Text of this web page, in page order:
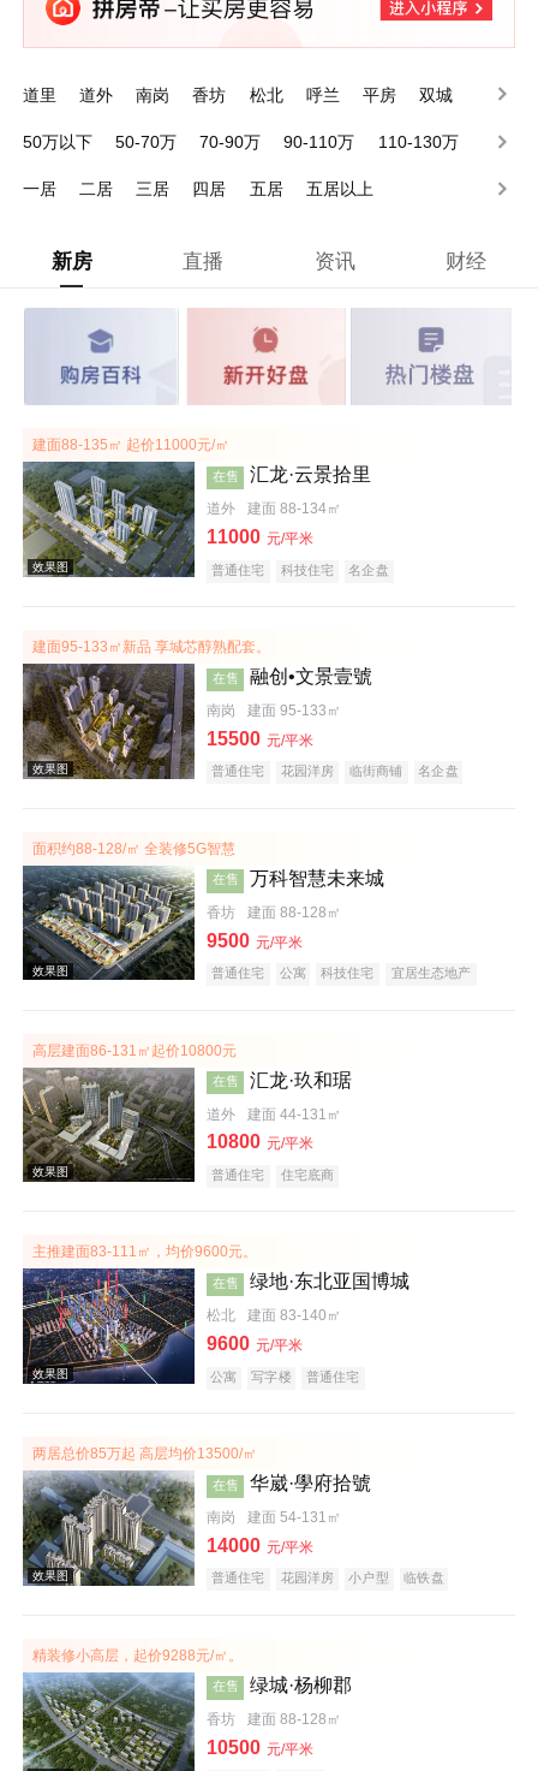
道里 道外 南岗 香坊 松北 呼兰 平房
双城
50万以下
50-70万 70-90万 90-110万
110-130万
一居
二居 三居 四居 五居 五居以上
新房 直播 资讯 财经
建面88-135㎡ 起价11000元/㎡
效果图
在售 汇龙·云景拾里
道外 建面 88-134㎡
11000 元/平米
普通住宅 科技住宅 名企盘
建面95-133㎡新品 享城芯醇熟配套。
效果图
在售 融创•文景壹號
南岗 建面 95-133㎡
15500 元/平米
普通住宅 花园洋房 临街商铺 名企盘
面积约88-128/㎡ 全装修5G智慧
效果图
在售 万科智慧未来城
香坊 建面 88-128㎡
9500 元/平米
普通住宅 公寓 科技住宅
宜居生态地产
高层建面86-131㎡起价10800元
在售 汇龙·玖和琚
道外 建面 44-131㎡
10800 元/平米
普通住宅 住宅底商
主推建面83-111㎡，均价9600元。
在售 绿地·东北亚国博城
松北 建面 83-140㎡
9600 元/平米
公寓 写字楼 普通住宅
两居总价85万起 高层均价13500/㎡
在售 华崴·學府拾號
南岗 建面 54-131㎡
14000 元/平米
普通住宅 花园洋房 小户型 临铁盘
精装修小高层，起价9288元/㎡。
在售 绿城·杨柳郡
香坊 建面 88-128㎡
10500 元/平米